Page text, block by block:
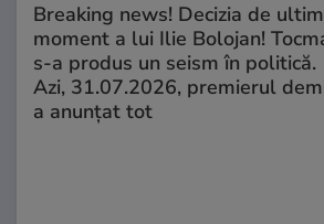
Breaking news! Decizia de ultim
moment a lui Ilie Bolojan!
s-a produs un seism în politică.
Azi, 31.07.2026, premierul
a anunțat tot